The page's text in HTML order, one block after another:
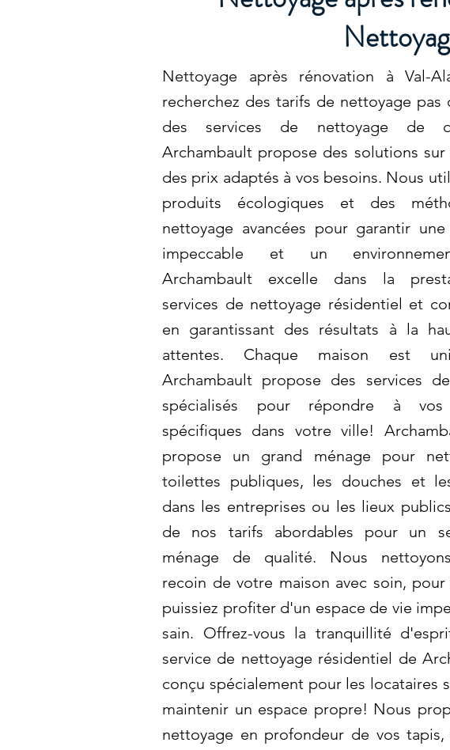
Nettoyage après rénovation à Val-
recherchez des tarifs de nettoyage pas
des services de nettoyage de
Archambault propose des solutions sur
des prix adaptés à vos besoins. Nous
produits écologiques et des
nettoyage avancées pour garantir
impeccable et un
Archambault excelle dans la
services de nettoyage résidentiel et
en garantissant des résultats à la
attentes. Chaque maison est
Archambault propose des services
spécialisés pour répondre à vos
spécifiques dans votre ville!
propose un grand ménage pour
toilettes publiques, les douches et
dans les entreprises ou les lieux
de nos tarifs abordables pour un
ménage de qualité. Nous
recoin de votre maison avec soin, pour
puissiez profiter d'un espace de vie
sain. Offrez-vous la tranquillité
service de nettoyage résidentiel de
conçu spécialement pour les locataires
maintenir un espace propre! Nous
nettoyage en profondeur de vos tapis,